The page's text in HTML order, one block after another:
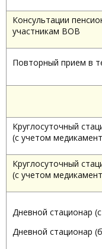
Консультации
участникам ВОВ
Повторный прием в
Круглосуточный
(с учетом
Круглосуточный
(с учетом
Дневной стационар
Дневной стационар